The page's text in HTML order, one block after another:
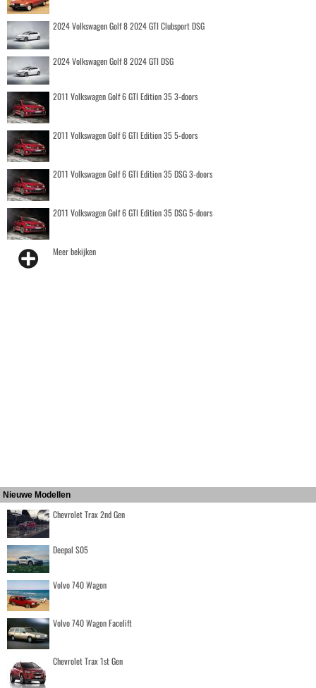
2024 Volkswagen Golf 8 2024 GTI Clubsport DSG
2024 Volkswagen Golf 8 2024 GTI DSG
2011 Volkswagen Golf 6 GTI Edition 35 3-doors
2011 Volkswagen Golf 6 GTI Edition 35 5-doors
2011 Volkswagen Golf 6 GTI Edition 35 DSG 3-doors
2011 Volkswagen Golf 6 GTI Edition 35 DSG 5-doors
Meer bekijken
Nieuwe Modellen
Chevrolet Trax 2nd Gen
Deepal S05
Volvo 740 Wagon
Volvo 740 Wagon Facelift
Chevrolet Trax 1st Gen